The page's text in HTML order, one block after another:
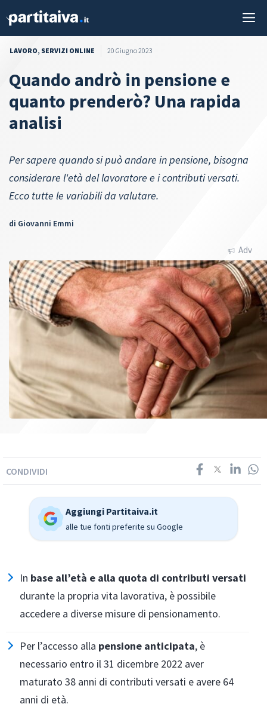
LAVORO, SERVIZI ONLINE 20 Giugno 2023
Quando andrò in pensione e
quanto prenderò? Una rapida
analisi
Per sapere quando si può andare in pensione, bisogna
considerare l'età del lavoratore e i contributi versati.
Ecco tutte le variabili da valutare.
di Giovanni Emmi
Adv
CONDIVIDI
Aggiungi Partitaiva.it
alle tue fonti preferite su Google
In base all’età e alla quota di contributi versati
durante la propria vita lavorativa, è possibile
accedere a diverse misure di pensionamento.
Per l’accesso alla pensione anticipata, è
necessario entro il 31 dicembre 2022 aver
maturato 38 anni di contributi versati e avere 64
anni di età.